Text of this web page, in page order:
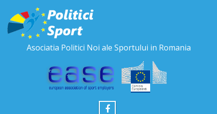
Asociatia Politici Noi ale Sportului in Romania